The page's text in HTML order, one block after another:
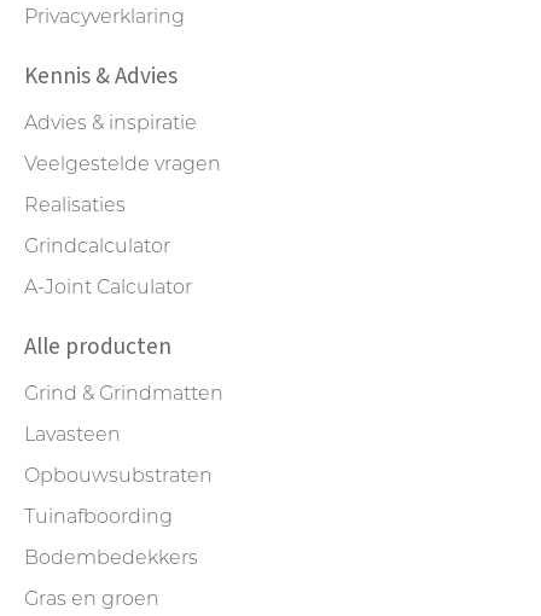
Privacyverklaring
Kennis & Advies
Advies & inspiratie
Veelgestelde vragen
Realisaties
Grindcalculator
A-Joint Calculator
Alle producten
Grind & Grindmatten
Lavasteen
Opbouwsubstraten
Tuinafboording
Bodembedekkers
Gras en groen